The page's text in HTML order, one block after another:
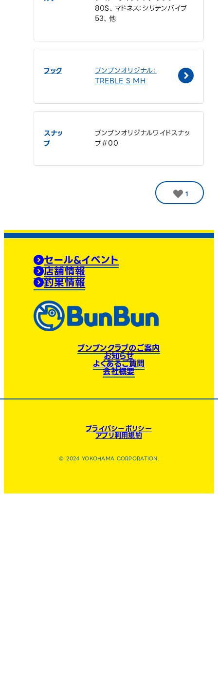
80S、マドネス：シリテンバイブ
53、他
フック
ブンブンオリジナル：
TREBLE S MH
スナッ
プ
ブンブンオリジナルワイドスナッ
プ＃00
1
セール&イベント
店舗情報
釣果情報
ブンブンクラブのご案内
お知らせ
よくあるご質問
会社概要
プライバシーポリシー
アプリ利用規約
© 2024 YOKOHAMA CORPORATION.